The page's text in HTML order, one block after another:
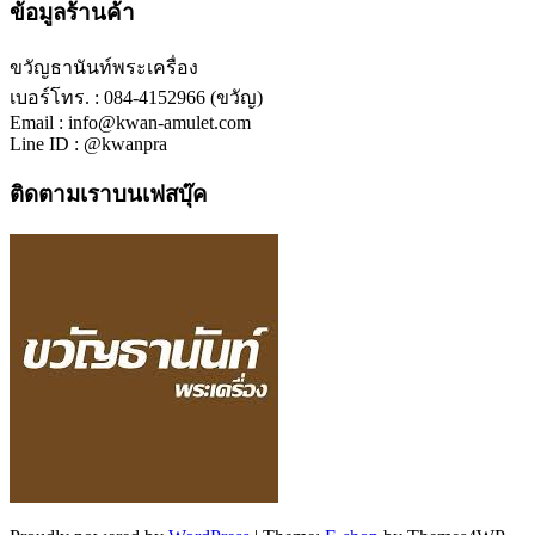
ข้อมูลร้านค้า
ขวัญธานันท์พระเครื่อง
เบอร์โทร. : 084-4152966 (ขวัญ)
Email : info@kwan-amulet.com
Line ID : @kwanpra
ติดตามเราบนเฟสบุ๊ค